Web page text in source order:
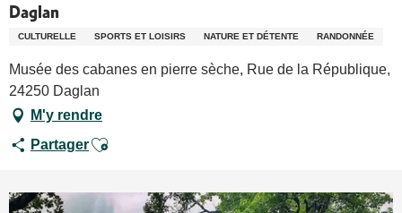
Daglan
CULTURELLE SPORTS ET LOISIRS NATURE ET DÉTENTE RANDONNÉE
Musée des cabanes en pierre sèche, Rue de la République,
24250 Daglan
M'y rendre
PartagerAjouter aux favoris